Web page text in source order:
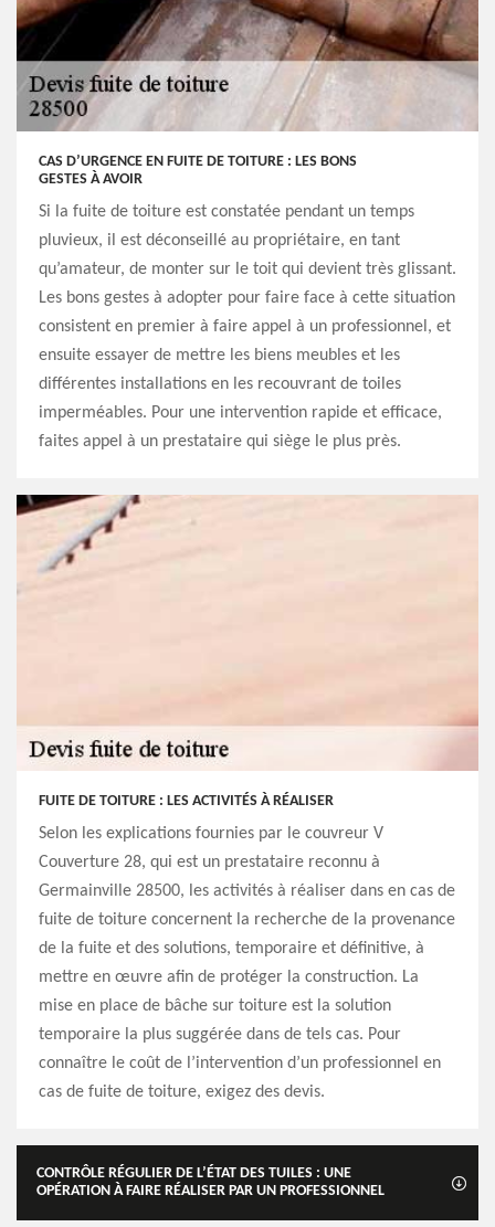
CAS D’URGENCE EN FUITE DE TOITURE : LES BONS
GESTES À AVOIR
Si la fuite de toiture est constatée pendant un temps
pluvieux, il est déconseillé au propriétaire, en tant
qu’amateur, de monter sur le toit qui devient très glissant.
Les bons gestes à adopter pour faire face à cette situation
consistent en premier à faire appel à un professionnel, et
ensuite essayer de mettre les biens meubles et les
différentes installations en les recouvrant de toiles
imperméables. Pour une intervention rapide et efficace,
faites appel à un prestataire qui siège le plus près.
FUITE DE TOITURE : LES ACTIVITÉS À RÉALISER
Selon les explications fournies par le couvreur V
Couverture 28, qui est un prestataire reconnu à
Germainville 28500, les activités à réaliser dans en cas de
fuite de toiture concernent la recherche de la provenance
de la fuite et des solutions, temporaire et définitive, à
mettre en œuvre afin de protéger la construction. La
mise en place de bâche sur toiture est la solution
temporaire la plus suggérée dans de tels cas. Pour
connaître le coût de l’intervention d’un professionnel en
cas de fuite de toiture, exigez des devis.
CONTRÔLE RÉGULIER DE L’ÉTAT DES TUILES : UNE
OPÉRATION À FAIRE RÉALISER PAR UN PROFESSIONNEL